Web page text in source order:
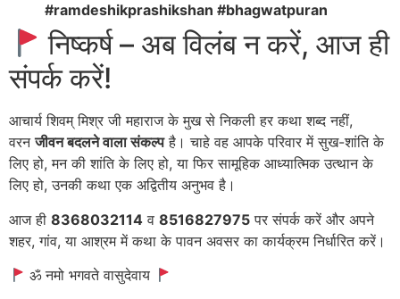
#ramdeshikprashikshan #bhagwatpuran
निष्कर्ष – अब विलंब न करें, आज ही
संपर्क करें!
आचार्य शिवम् मिश्र जी महाराज के मुख से निकली हर कथा शब्द नहीं,
वरनजीवन बदलने वाला संकल्पहै। चाहे वह आपके परिवार में सुख-शांति के
लिए हो, मन की शांति के लिए हो, या फिर सामूहिक आध्यात्मिक उत्थान के
लिए हो, उनकी कथा एक अद्वितीय अनुभव है।
आज ही 8368032114 व 8516827975 पर संपर्क करें और अपने
शहर, गांव, या आश्रम में कथा के पावन अवसर का कार्यक्रम निर्धारित करें।
ॐ नमो भगवते वासुदेवाय